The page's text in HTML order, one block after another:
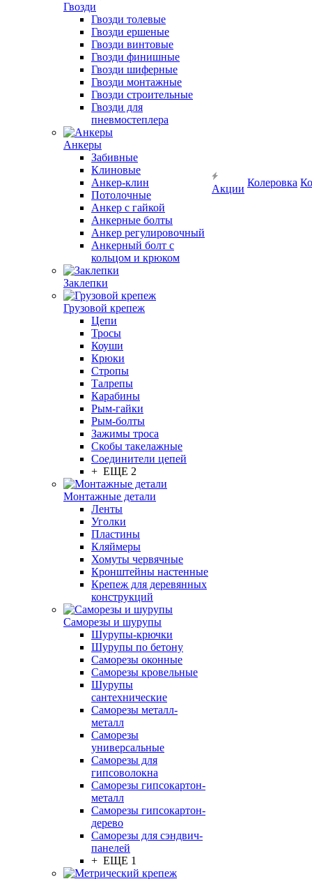
Гвозди
Гвозди толевые
Гвозди ершеные
Гвозди винтовые
Гвозди финишные
Гвозди шиферные
Гвозди монтажные
Гвозди строительные
Гвозди для
пневмостеплера
Анкеры
Забивные
Клиновые
Анкер-клин
Потолочные
Анкер с гайкой
Анкерные болты
Анкер регулировочный
Анкерный болт с
кольцом и крюком
Заклепки
Грузовой крепеж
Цепи
Тросы
Коуши
Крюки
Стропы
Талрепы
Карабины
Рым-гайки
Рым-болты
Зажимы троса
Скобы такелажные
Соединители цепей
+ ЕЩЕ 2
Монтажные детали
Ленты
Уголки
Пластины
Кляймеры
Хомуты червячные
Кронштейны настенные
Крепеж для деревянных
конструкций
Саморезы и шурупы
Шурупы-крючки
Шурупы по бетону
Саморезы оконные
Саморезы кровельные
Шурупы
сантехнические
Саморезы металл-
металл
Саморезы
универсальные
Саморезы для
гипсоволокна
Саморезы гипсокартон-
металл
Саморезы гипсокартон-
дерево
Саморезы для сэндвич-
панелей
+ ЕЩЕ 1
Акции
Колеровка